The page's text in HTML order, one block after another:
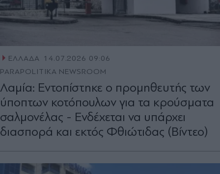
ΕΛΛΑΔΑ 14.07.2026 09:06
PARAPOLITIKA NEWSROOM
Λαμία: Εντοπίστηκε ο προμηθευτής των
ύποπτων κοτόπουλων για τα κρούσματα
σαλμονέλας - Ενδέχεται να υπάρχει
διασπορά και εκτός Φθιώτιδας (Βίντεο)